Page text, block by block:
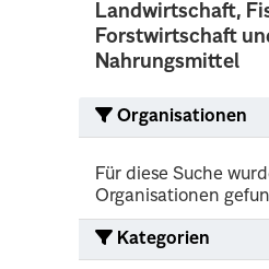
Landwirtschaft,
Forstwirtschaft
Nahrungsmittel
Organisationen
Für diese Suche
Organisationen
Kategorien